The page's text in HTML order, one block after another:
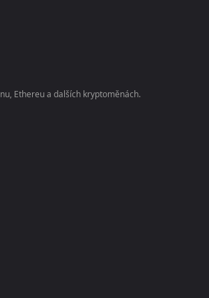
Ethereu a dalších kryptoměnách.